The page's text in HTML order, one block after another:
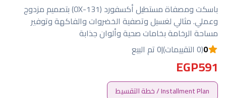
باسكت ومصفاة مستطيل أكسفورد (OX-131) بتصميم مزدوج
وعملي. مثالي لغسيل وتصفية الخضروات والفاكهة وتوفير
مساحة الرخامة بخامات صحية وألوان جذابة
0(0 التقييمات) |0 تم البيع
EGP591
Installment Plan / خطة التقسيط